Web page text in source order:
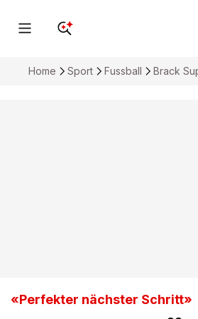
Home Sport Fussball Brack
«Perfekter nächster Schritt»